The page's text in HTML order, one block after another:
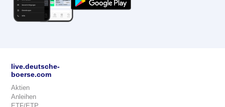
live.deutsche-
boerse.com
Aktien
Anleihen